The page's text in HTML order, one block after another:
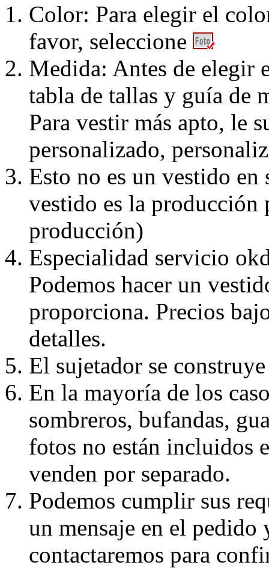
Color: Para elegir el
favor, seleccione
Medida: Antes de elegir
tabla de tallas y guía de
Para vestir más apto, le
personalizado,
Esto no es un vestido
vestido es la producción
producción)
Especialidad servicio
Podemos hacer un
proporciona. Precios
detalles.
El sujetador se
En la mayoría de los
sombreros, bufandas,
fotos no están incluidos
venden por separado.
Podemos cumplir sus
un mensaje en el pedido
contactaremos para